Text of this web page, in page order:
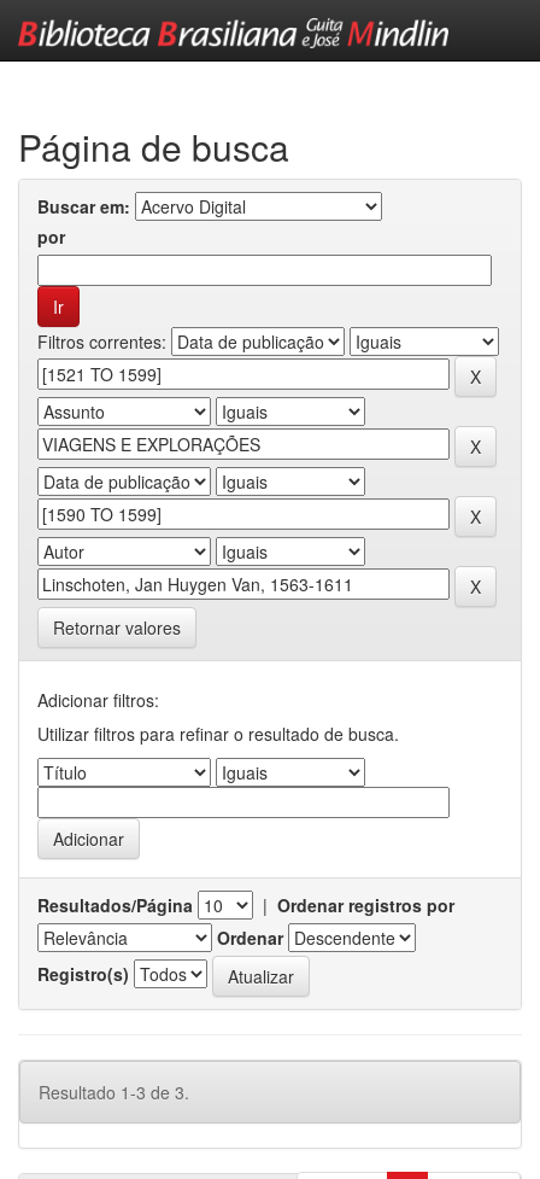
Página de busca
Buscar em:
por
Filtros correntes:
Retornar valores
Adicionar filtros:
Utilizar filtros para refinar o resultado de busca.
Resultados/Página | Ordenar registros por
Ordenar
Registro(s)
Resultado 1-3 de 3.